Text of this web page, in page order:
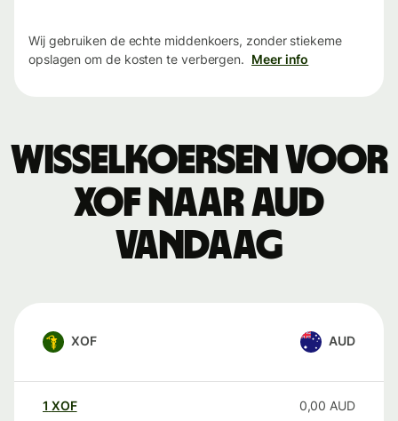
Wij gebruiken de echte middenkoers, zonder stiekeme
opslagen om de kosten te verbergen. Meer info
Wisselkoersen voor
XOF naar AUD
vandaag
XOF AUD
1 XOF 0,00 AUD